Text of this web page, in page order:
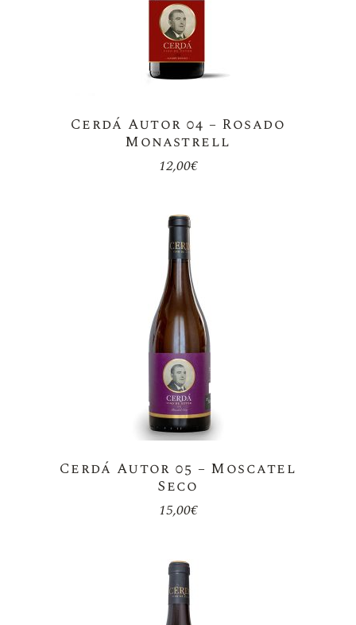
Cerdá Autor 04 – Rosado
Monastrell
12,00€
Cerdá Autor 05 – Moscatel
Seco
15,00€